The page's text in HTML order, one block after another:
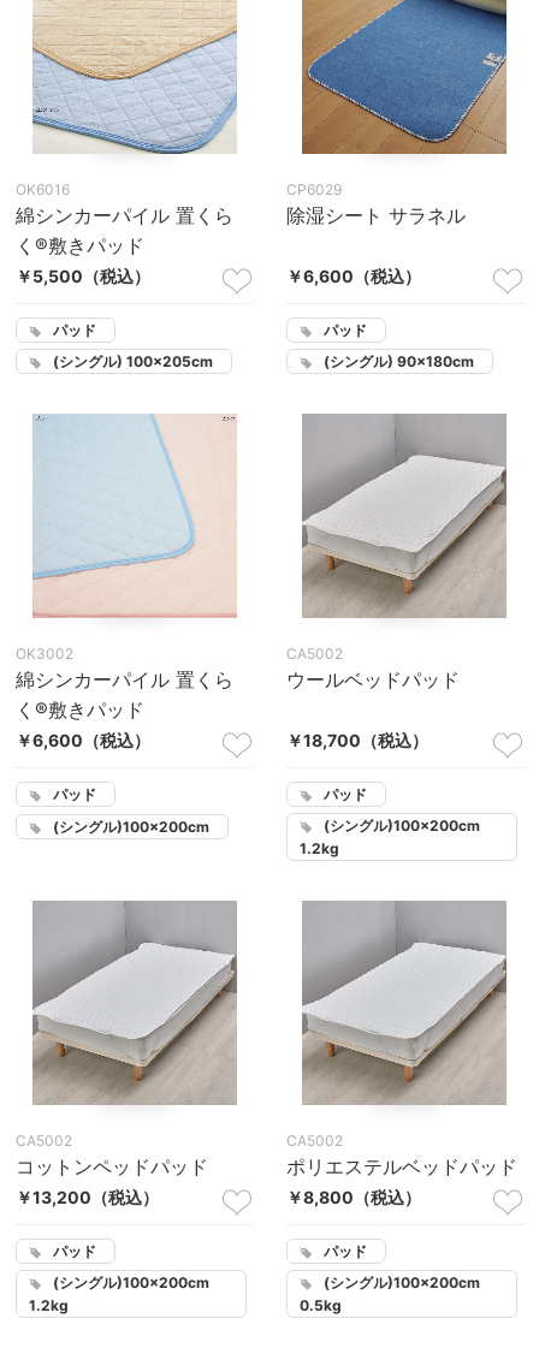
OK6016
綿シンカーパイル 置くら
く®敷きパッド
￥5,500 （税込）
パッド
(シングル) 100×205cm
CP6029
除湿シート サラネル
￥6,600 （税込）
パッド
(シングル) 90×180cm
OK3002
綿シンカーパイル 置くら
く®敷きパッド
￥6,600 （税込）
パッド
(シングル)100×200cm
CA5002
ウールベッドパッド
￥18,700 （税込）
パッド
(シングル)100×200cm
1.2kg
CA5002
コットンペッドパッド
￥13,200 （税込）
パッド
(シングル)100×200cm
1.2kg
CA5002
ポリエステルベッドパッド
￥8,800 （税込）
パッド
(シングル)100×200cm
0.5kg